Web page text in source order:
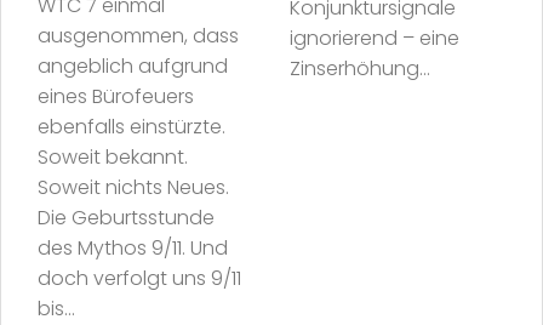
ausgenommen, dass
angeblich aufgrund
eines Bürofeuers
ebenfalls einstürzte.
Soweit bekannt.
Soweit nichts Neues.
Die Geburtsstunde
des Mythos 9/11. Und
doch verfolgt uns 9/11
bis...
Konjunktursignale
ignorierend – eine
Zinserhöhung...